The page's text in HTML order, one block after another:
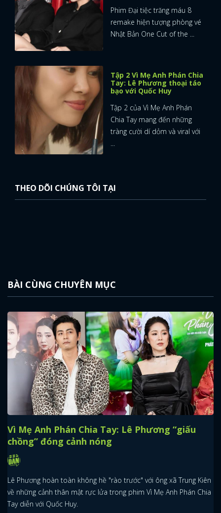
Phim Đại tiệc trăng máu 8
remake hiện tượng phòng vé
Nhật Bản One Cut of the ...
Tập 2 Vì Mẹ Anh Phán Chia
Tay: Lê Phương thoại táo
bạo với Quốc Huy
Tập 2 của Vì Mẹ Anh Phán
Chia Tay mang đến những
tràng cười dí dỏm và viral với
...
THEO DÕI CHÚNG TÔI TẠI
BÀI CÙNG CHUYÊN MỤC
Vì Mẹ Anh Phán Chia Tay: Lê Phương “giấu
chồng” đóng cảnh nóng
Lê Phương hoàn toàn không hề "rào trước" với ông xã Trung Kiên
về những cảnh thân mật rực lửa trong phim Vì Mẹ Anh Phán Chia
Tay diễn với Quốc Huy.